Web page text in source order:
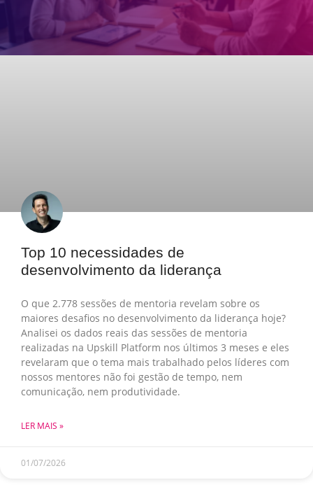
Top 10 necessidades de
desenvolvimento da liderança
O que 2.778 sessões de mentoria revelam sobre os
maiores desafios no desenvolvimento da liderança hoje?
Analisei os dados reais das sessões de mentoria
realizadas na Upskill Platform nos últimos 3 meses e eles
revelaram que o tema mais trabalhado pelos líderes com
nossos mentores não foi gestão de tempo, nem
comunicação, nem produtividade.
LER MAIS »
01/07/2026